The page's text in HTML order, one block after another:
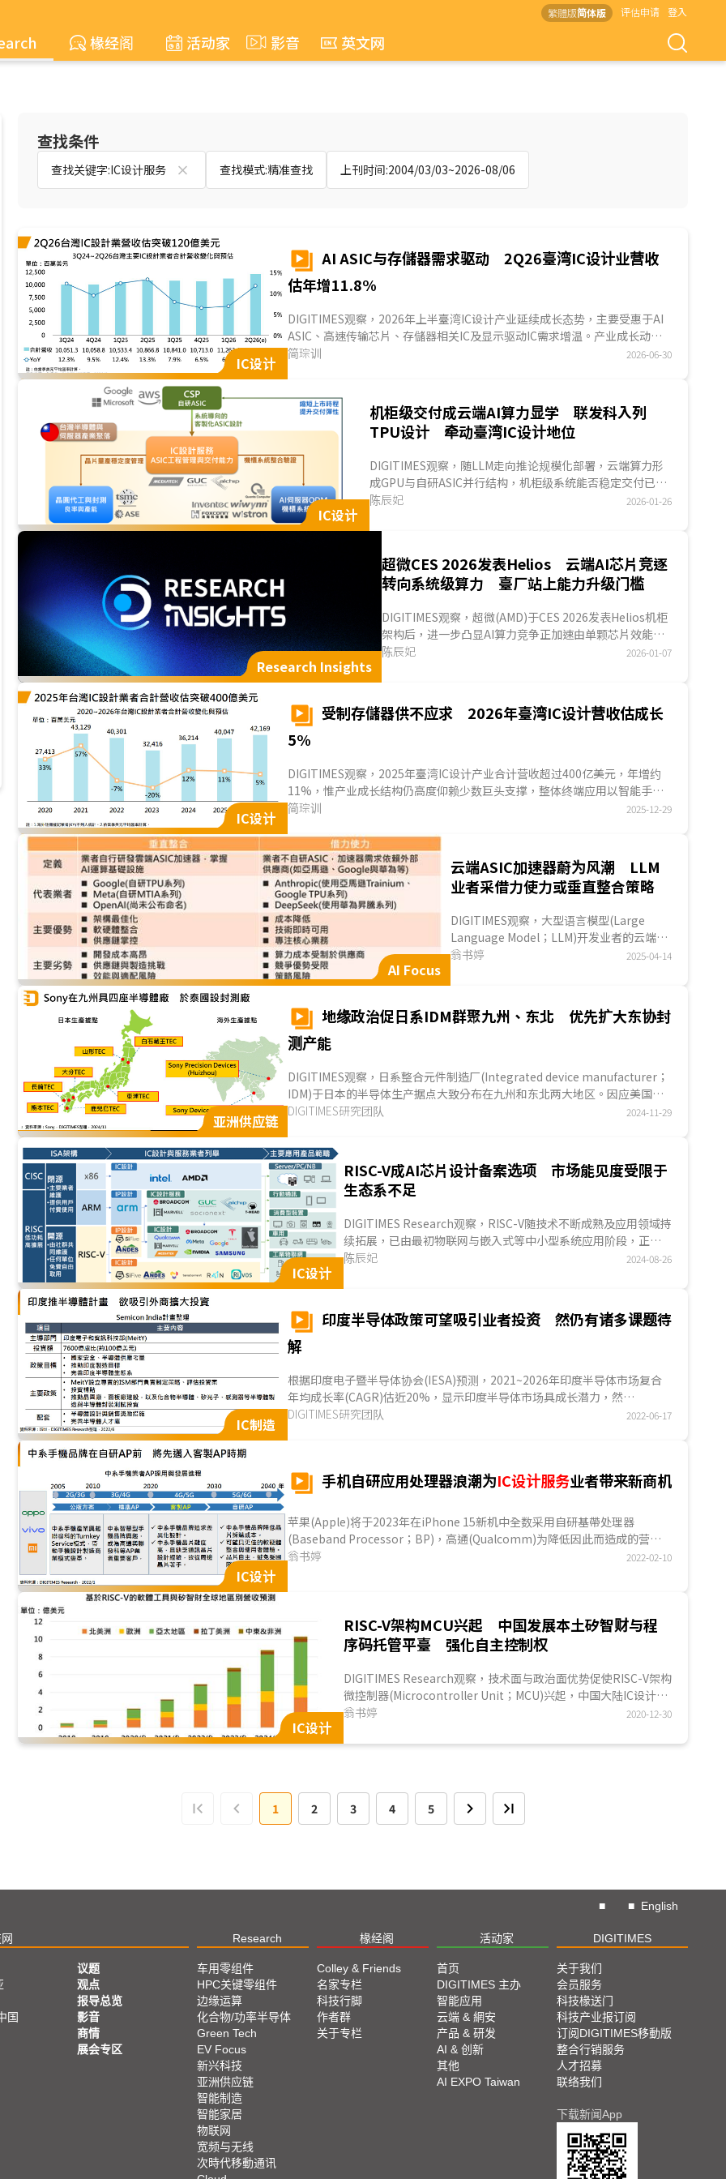
繁體版简体版 评估申请 登入
椽经阁 活动家 影音 英文网
查找条件
查找关键字:IC设计服务 查找模式:精准查找 上刊时间:2004/03/03~2026-08/06
IC设计
AI ASIC与存儲器需求驱动 2Q26臺湾IC设计业营收
估年增11.8%
DIGITIMES观察，2026年上半臺湾IC设计产业延续成长态势，主要受惠于AI
ASIC、高速传输芯片、存儲器相关IC及显示驱动IC需求增温。产业成长动能
高度集中于少数巨头，前十大IC设计业者合计营收占整体营收约75%，显示
IC设计业者合计营收可望突破120亿美元，年增11.8%。...
简琮训 2026-06-30
IC设计
机柜级交付成云端AI算力显学 联发科入列
TPU设计 牵动臺湾IC设计地位
DIGITIMES观察，随LLM走向推论规模化部署，云端算力形
成GPU与自研ASIC并行结构，机柜级系统能否稳定交付已同
步升级为竞争焦点。Google于TPU v7時代强化双设计服务
此趋势下，臺湾
放大，能否顺势切入高端云端AI算力体系，将直接影响其后
续产业位置。...
陈辰妃 2026-01-26
Research Insights
超微CES 2026发表Helios 云端AI芯片竞逐
转向系统级算力 臺厂站上能力升级门槛
DIGITIMES观察，超微(AMD)于CES 2026发表Helios机柜
架构后，进一步凸显AI算力竞争正加速由单颗芯片效能，
上移至系统级算力的交付层级。从NVIDIA最先推出GB20...
陈辰妃 2026-01-07
IC设计
受制存儲器供不应求 2026年臺湾IC设计营收估成长
5%
DIGITIMES观察，2025年臺湾IC设计产业合计营收超过400亿美元，年增约
11%，惟产业成长结构仍高度仰赖少数巨头支撑，整体终端应用以智能手機
与PC为主，2025年两大终端出货量仅呈温和成长。展望2026年，在存儲器供
整体成长动能趋缓。...
简琮训 2025-12-29
AI Focus
云端ASIC加速器蔚为风潮 LLM
业者采借力使力或垂直整合策略
DIGITIMES观察，大型语言模型(Large
Language Model；LLM)开发业者的云端
ASIC加速器策略将朝两极发展，对多数中小
其投...
翁书婷 2025-04-14
亚洲供应链
地缘政治促日系IDM群聚九州、东北 优先扩大东协封
测产能
DIGITIMES观察，日系整合元件制造厂(Integrated device manufacturer；
IDM)于日本的半导体生产据点大致分布在九州和东北两大地区。因应美国筹
组「Chip 4」半导体...
DIGITIMES研究团队 2024-11-29
IC设计
RISC-V成AI芯片设计备案选项 市场能见度受限于
生态系不足
DIGITIMES Research观察，RISC-V随技术不断成熟及应用领域持
续拓展，已由最初物联网与嵌入式等中小型系统应用阶段，正式
发展到云端數據中心及AI等高端加速运算领...
陈辰妃 2024-08-26
IC制造
印度半导体政策可望吸引业者投资 然仍有诸多课题待
解
根据印度电子暨半导体协会(IESA)预测，2021~2026年印度半导体市场复合
年均成长率(CAGR)估近20%，显示印度半导体市场具成长潜力，然
DIGITIMES Research观察，外...
DIGITIMES研究团队 2022-06-17
IC设计
手机自研应用处理器浪潮为IC设计服务业者带来新商机
苹果(Apple)将于2023年在iPhone 15新机中全数采用自研基帶处理器
(Baseband Processor；BP)，高通(Qualcomm)为降低因此而造成的营收
短少，积极拓展射频前端、物联...
翁书婷 2022-02-10
IC设计
RISC-V架构MCU兴起 中国发展本土矽智财与程
序码托管平臺 强化自主控制权
DIGITIMES Research观察，技术面与政治面优势促使RISC-V架构
微控制器(Microcontroller Unit；MCU)兴起，中国大陆IC设计业
者采用度高；而为确保芯片设计自主控制权，中国致力发展本土
离美国...
翁书婷 2020-12-30
1 2 3 4 5
■ ■ English
Research 椽经阁 活动家 DIGITIMES
国
议题
观点
报导总览
影音
商情
展会专区
车用零组件
HPC关键零组件
边缘运算
化合物/功率半导体
Green Tech
EV Focus
新兴科技
亚洲供应链
智能制造
智能家居
物联网
宽频与无线
次時代移動通讯
Colley & Friends
名家专栏
科技行脚
作者群
关于专栏
首页
DIGITIMES 主办
智能应用
云端 & 網安
产品 & 研发
AI & 创新
其他
AI EXPO Taiwan
关于我们
会员服务
科技椽送门
科技产业报订阅
订阅DIGITIMES移動版
整合行销服务
人才招募
联络我们
下载新闻App